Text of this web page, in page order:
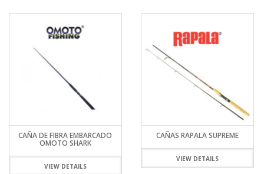
CAÑA DE FIBRA EMBARCADO
OMOTO SHARK
VIEW DETAILS
CAÑAS RAPALA SUPREME
VIEW DETAILS